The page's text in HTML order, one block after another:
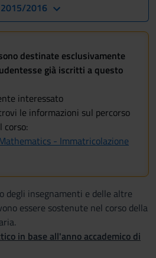
2016
destinate esclusivamente
già iscritti a questo
interessato
le informazioni sul percorso
corso:
- Immatricolazione
degli insegnamenti e delle altre
essere sostenute nel corso della
in base all'anno accademico di